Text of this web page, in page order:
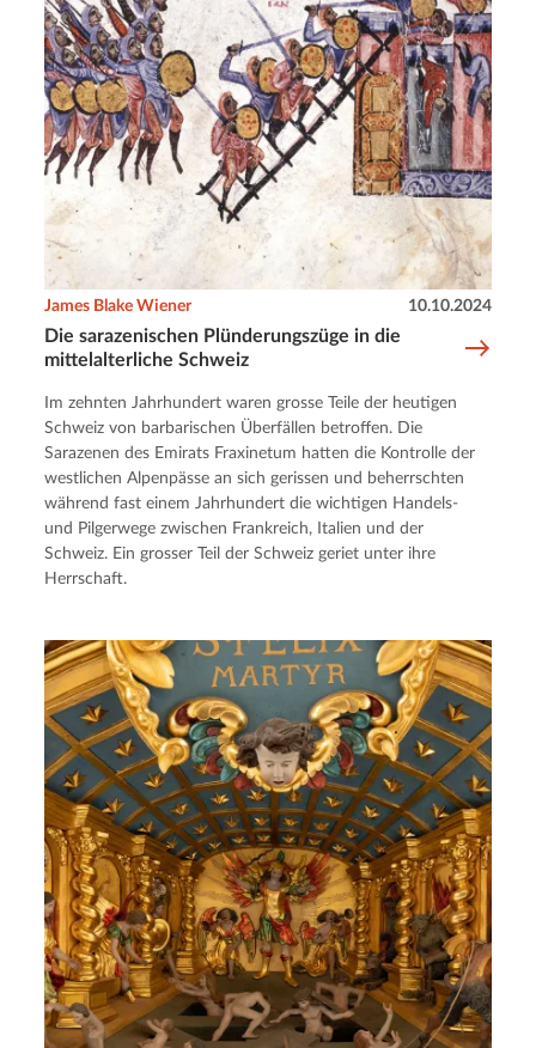
Die sarazenischen Plünderungszüge in die
mittelalterliche Schweiz
James Blake Wiener 10.10.2024
Im zehnten Jahrhundert waren grosse Teile der heutigen
Schweiz von barbarischen Überfällen betroffen. Die
Sarazenen des Emirats Fraxinetum hatten die Kontrolle der
westlichen Alpenpässe an sich gerissen und beherrschten
während fast einem Jahrhundert die wichtigen Handels-
und Pilgerwege zwischen Frankreich, Italien und der
Schweiz. Ein grosser Teil der Schweiz geriet unter ihre
Herrschaft.